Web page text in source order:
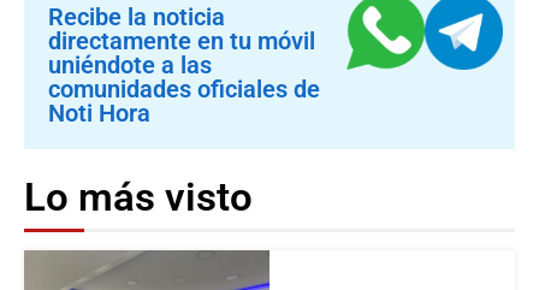
Recibe la noticia
directamente en tu móvil
uniéndote a las
comunidades oficiales de
Noti Hora
Lo más visto